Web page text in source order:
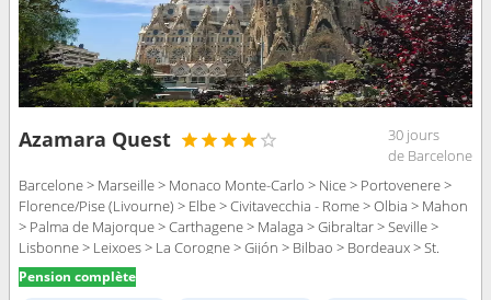
Azamara Quest
30 jours
de Barcelone
Barcelone > Marseille > Monaco Monte-Carlo > Nice > Portovenere >
Florence/Pise (Livourne) > Elbe > Civitavecchia - Rome > Olbia > Mahon
> Palma de Majorque > Carthagene > Malaga > Gibraltar > Seville >
Lisbonne > Leixoes > La Corogne > Gijón > Bilbao > Bordeaux > St.
Malo > Caen > Portsmouth
Pension complète